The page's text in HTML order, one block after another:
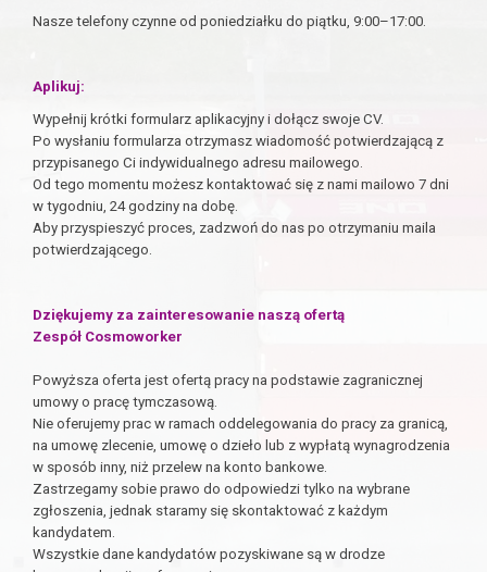
Nasze telefony czynne od poniedziałku do piątku, 9:00–17:00.
Aplikuj:
Wypełnij krótki formularz aplikacyjny i dołącz swoje CV.
Po wysłaniu formularza otrzymasz wiadomość potwierdzającą z
przypisanego Ci indywidualnego adresu mailowego.
Od tego momentu możesz kontaktować się z nami mailowo 7 dni
w tygodniu, 24 godziny na dobę.
Aby przyspieszyć proces, zadzwoń do nas po otrzymaniu maila
potwierdzającego.
Dziękujemy za zainteresowanie naszą ofertą
Zespół Cosmoworker
Powyższa oferta jest ofertą pracy na podstawie zagranicznej
umowy o pracę tymczasową.
Nie oferujemy prac w ramach oddelegowania do pracy za granicą,
na umowę zlecenie, umowę o dzieło lub z wypłatą wynagrodzenia
w sposób inny, niż przelew na konto bankowe.
Zastrzegamy sobie prawo do odpowiedzi tylko na wybrane
zgłoszenia, jednak staramy się skontaktować z każdym
kandydatem.
Wszystkie dane kandydatów pozyskiwane są w drodze